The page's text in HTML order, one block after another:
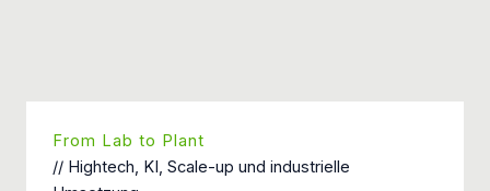
From Lab to Plant
// Hightech, KI, Scale-up und industrielle